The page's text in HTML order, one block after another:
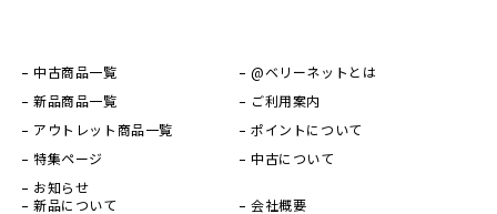
中古商品一覧
新品商品一覧
アウトレット商品一覧
特集ページ
お知らせ
@ベリーネットとは
ご利用案内
ポイントについて
中古について
新品について 会社概要